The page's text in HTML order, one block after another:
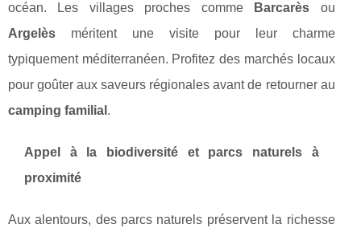
océan. Les villages proches comme
Barcarès ou
Argelès méritent une visite pour leur charme
typiquement méditerranéen. Profitez des marchés locaux
pour goûter aux saveurs régionales avant de retourner au
camping familial .
Appel à la biodiversité et parcs naturels à
proximité
Aux alentours, des parcs naturels préservent la richesse